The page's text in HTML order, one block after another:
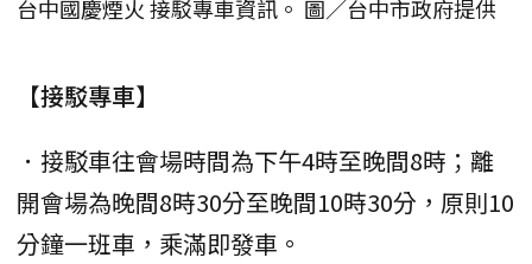
台中國慶煙火 接駁專車資訊。 圖／台中市政府提供
【接駁專車】
．接駁車往會場時間為下午4時至晚間8時；離
開會場為晚間8時30分至晚間10時30分，原則10
分鐘一班車，乘滿即發車。